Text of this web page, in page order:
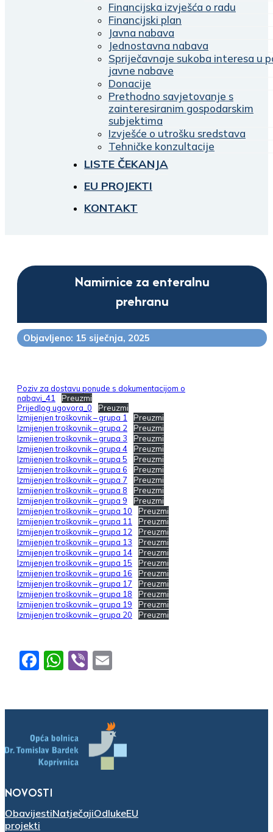
Financijska izvješća o radu
Financijski plan
Javna nabava
Jednostavna nabava
Spriječavnaje sukoba interesa u
javne nabave
Donacije
Prethodno savjetovanje s
zainteresiranim gospodarskim
subjektima
Izvješće o utrošku sredstava
Tehničke konzultacije
LISTE ČEKANJA
EU PROJEKTI
KONTAKT
Namirnice za enteralnu
prehranu
Objavljeno: 15 siječnja, 2025
Poziv za dostavu ponude s dokumentacijom o
nabavi_41
Preuzmi
Prijedlog ugovora_0
Preuzmi
Izmijenjen troškovnik – grupa 1
Preuzmi
Izmijenjen troškovnik – grupa 2
Preuzmi
Izmijenjen troškovnik – grupa 3
Preuzmi
Izmijenjen troškovnik – grupa 4
Preuzmi
Izmijenjen troškovnik – grupa 5
Preuzmi
Izmijenjen troškovnik – grupa 6
Preuzmi
Izmijenjen troškovnik – grupa 7
Preuzmi
Izmijenjen troškovnik – grupa 8
Preuzmi
Izmijenjen troškovnik – grupa 9
Preuzmi
Izmijenjen troškovnik – grupa 10
Preuzmi
Izmijenjen troškovnik – grupa 11
Preuzmi
Izmijenjen troškovnik – grupa 12
Preuzmi
Izmijenjen troškovnik – grupa 13
Preuzmi
Izmijenjen troškovnik – grupa 14
Preuzmi
Izmijenjen troškovnik – grupa 15
Preuzmi
Izmijenjen troškovnik – grupa 16
Preuzmi
Izmijenjen troškovnik – grupa 17
Preuzmi
Izmijenjen troškovnik – grupa 18
Preuzmi
Izmijenjen troškovnik – grupa 19
Preuzmi
Izmijenjen troškovnik – grupa 20
Preuzmi
Facebook
WhatsApp
Viber
NOVOSTI
ObavijestiNatječajiOdlukeEU
projekti